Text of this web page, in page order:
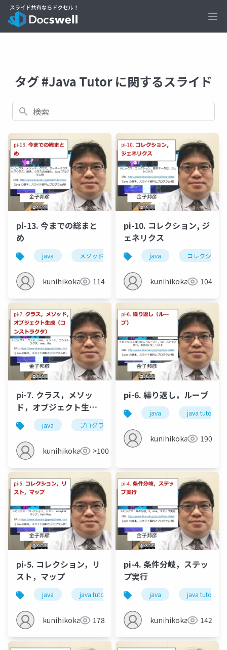
タグ #Java Tutor に関するスライド
検索
pi-13. 今までの総まと
め
java メソッド クラス スーパークラス
kunihikokaneko114
pi-10. コレクション, ジ
ェネリクス
java コレクション
kunihikokaneko104
pi-7. クラス，メソッ
ド，オブジェクト生成
（コンストラクタ）
java プログラミング
kunihikokaneko>100
pi-6. 繰り返し，ループ
java java tutor
kunihikokaneko190
pi-5. コレクション，リ
スト，マップ
java java tutor コレクション リスト
kunihikokaneko178
pi-4. 条件分岐，ステッ
プ実行
java java tutor
kunihikokaneko142